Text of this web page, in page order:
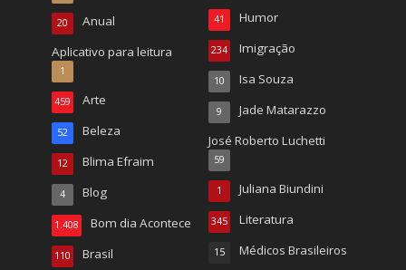
Anual
20
Aplicativo para leitura
1
Arte
459
Beleza
52
Blima Efraim
12
Blog
4
Bom dia Acontece
1.408
Brasil
110
Humor
41
Imigração
234
Isa Souza
10
Jade Matarazzo
9
José Roberto Luchetti
59
Juliana Biundini
1
Literatura
345
Médicos Brasileiros
15